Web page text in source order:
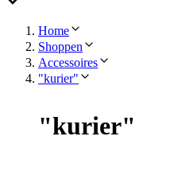
Home
Shoppen
Accessoires
"kurier"
"kurier"